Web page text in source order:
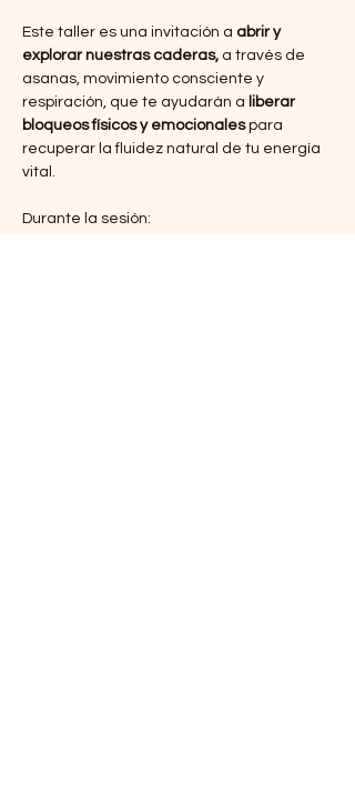
Este taller es una invitación a abrir y
explorar nuestras caderas, a través de
asanas, movimiento consciente y
respiración, que te ayudarán a liberar
bloqueos físicos y emocionales para
recuperar la fluidez natural de tu energía
vital.
Durante la sesión: